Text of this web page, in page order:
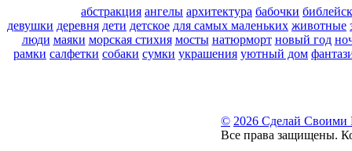
абстракция ангелы архитектура бабочки
девушки деревня дети детское для самых маленьких животные
люди маяки морская стихия мосты натюрморт новый год
рамки салфетки собаки сумки украшения уютный дом
© 2026 Сделай Своими
Все права защищены.